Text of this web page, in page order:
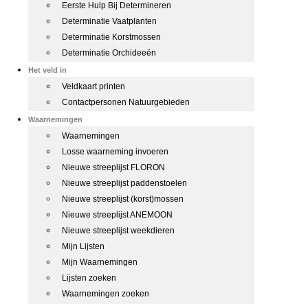
Eerste Hulp Bij Determineren
Determinatie Vaatplanten
Determinatie Korstmossen
Determinatie Orchideeën
Het veld in
Veldkaart printen
Contactpersonen Natuurgebieden
Waarnemingen
Waarnemingen
Losse waarneming invoeren
Nieuwe streeplijst FLORON
Nieuwe streeplijst paddenstoelen
Nieuwe streeplijst (korst)mossen
Nieuwe streeplijst ANEMOON
Nieuwe streeplijst weekdieren
Mijn Lijsten
Mijn Waarnemingen
Lijsten zoeken
Waarnemingen zoeken